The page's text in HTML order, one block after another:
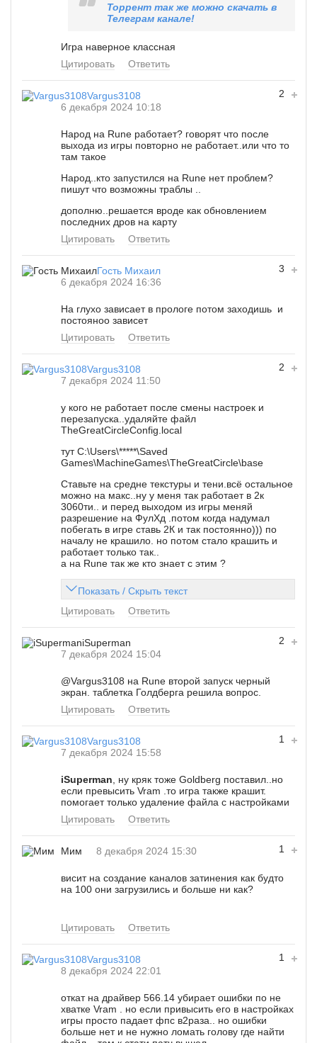
Торрент так же можно скачать в
Телеграм канале!
Игра наверное классная
Цитировать
Ответить
2
Vargus3108
6 декабря 2024 10:18
Народ на Rune работает? говорят что после
выхода из игры повторно не работает..или что то
там такое
Народ..кто запустился на Rune нет проблем?
пишут что возможны траблы ..
дополню..решается вроде как обновлением
последних дров на карту
Цитировать
Ответить
3
Гость Михаил
6 декабря 2024 16:36
На глухо зависает в прологе потом заходишь и
постояноо зависет
Цитировать
Ответить
2
Vargus3108
7 декабря 2024 11:50
у кого не работает после смены настроек и
перезапуска..удаляйте файл
TheGreatCircleConfig.local
тут C:\Users\*****\Saved
Games\MachineGames\TheGreatCircle\base
Ставьте на средне текстуры и тени.всё остальное
можно на макс..ну у меня так работает в 2к
3060ти.. и перед выходом из игры меняй
разрешение на ФулХд .потом когда надумал
побегать в игре ставь 2К и так постоянно))) по
началу не крашило. но потом стало крашить и
работает только так..
а на Rune так же кто знает с этим ?
Показать / Скрыть текст
Цитировать
Ответить
2
iSuperman
7 декабря 2024 15:04
@Vargus3108 на Rune второй запуск черный
экран. таблетка Голдберга решила вопрос.
Цитировать
Ответить
1
Vargus3108
7 декабря 2024 15:58
iSuperman , ну кряк тоже Goldberg поставил..но
если превысить Vram .то игра также крашит.
помогает только удаление файла с настройками
Цитировать
Ответить
1
Мим 8 декабря 2024 15:30
висит на создание каналов затинения как будто
на 100 они загрузились и больше ни как?
Цитировать Ответить
1
Vargus3108
8 декабря 2024 22:01
откат на драйвер 566.14 убирает ошибки по не
хватке Vram . но если привысить его в настройках
игры просто падает фпс в2раза.. но ошибки
больше нет и не нужно ломать голову где найти